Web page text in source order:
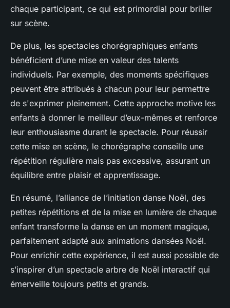
chaque participant, ce qui est primordial pour briller
sur scène.
De plus, les spectacles chorégraphiques enfants
bénéficient d’une mise en valeur des talents
individuels. Par exemple, des moments spécifiques
peuvent être attribués à chacun pour leur permettre
de s'exprimer pleinement. Cette approche motive les
enfants à donner le meilleur d’eux-mêmes et renforce
leur enthousiasme durant le spectacle. Pour réussir
cette mise en scène, le chorégraphe conseille une
répétition régulière mais pas excessive, assurant un
équilibre entre plaisir et apprentissage.
En résumé, l’alliance de l’initiation danse Noël, des
petites répétitions et de la mise en lumière de chaque
enfant transforme la danse en un moment magique,
parfaitement adapté aux animations dansées Noël.
Pour enrichir cette expérience, il est aussi possible de
s’inspirer d’un spectacle arbre de Noël interactif qui
émerveille toujours petits et grands.